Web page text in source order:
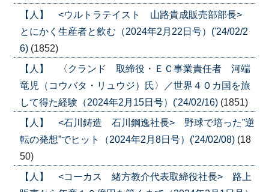
【人】 <ウルトラテイスト 山路貴成販売部部長>
とにかく生産者と飲む（2024年2月22日号）('24/02/2
6) (1852)
【人】 〈クランド 取締役・ＥＣ事業責任者 河端
竜児（コウバタ・リュウジ）氏〉／世界４０カ国を旅
して得た経験（2024年2月15日号）('24/02/16) (1851)
【人】 <石川鋳造 石川鋼逸社長> 野球で培った”逆
転の発想”でヒット（2024年2月8日号）('24/02/08) (18
50)
【人】 <コーカス 緒方教介代表取締役社長> 路上